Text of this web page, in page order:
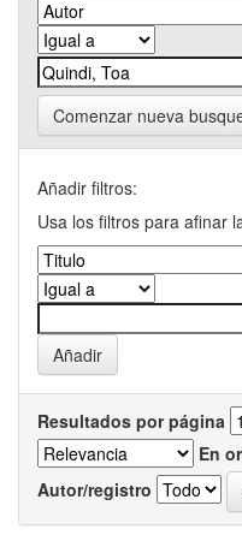
Comenzar nueva
Añadir filtros:
Usa los filtros para afinar
Resultados por página
En
Autor/registro